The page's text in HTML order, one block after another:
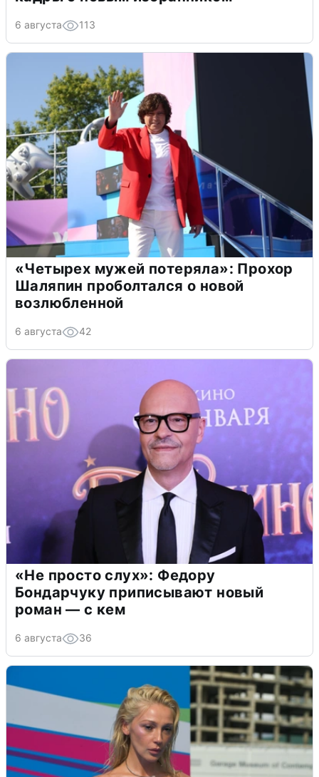
6 августа 113
«Четырех мужей потеряла»: Прохор
Шаляпин проболтался о новой
возлюбленной
6 августа 42
«Не просто слух»: Федору
Бондарчуку приписывают новый
роман — с кем
6 августа 36